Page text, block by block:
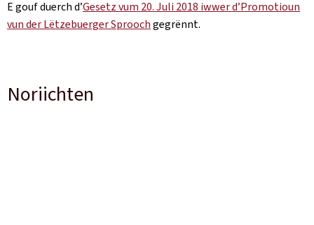
E gouf duerch d’Gesetz vum 20. Juli 2018 iwwer d’Promotioun
vun der Lëtzebuerger Sproochgegrënnt.
Noriichten